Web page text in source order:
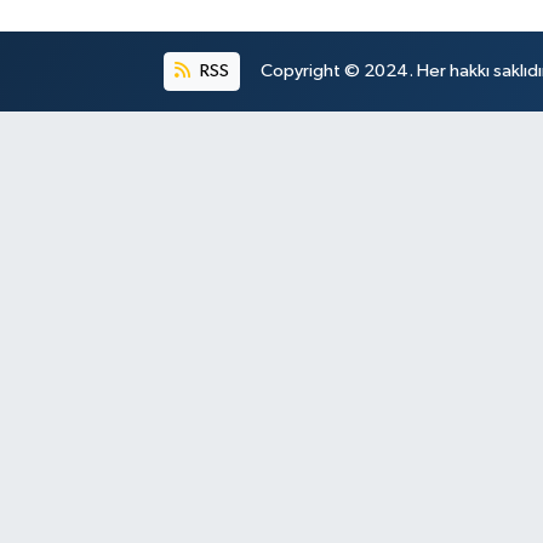
RSS Copyright © 2024. Her hakkı